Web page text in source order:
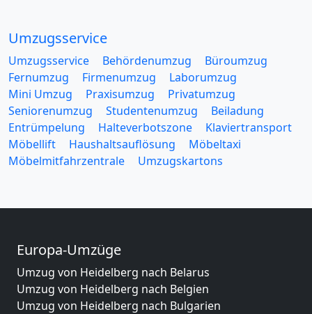
Umzugsservice
Umzugsservice Behördenumzug
Büroumzug
Fernumzug
Firmenumzug
Laborumzug
Mini Umzug
Praxisumzug
Privatumzug
Seniorenumzug
Studentenumzug
Beiladung
Entrümpelung
Halteverbotszone
Klaviertransport
Möbellift
Haushaltsauflösung
Möbeltaxi
Möbelmitfahrzentrale
Umzugskartons
Europa-Umzüge
Umzug von Heidelberg nach Belarus
Umzug von Heidelberg nach Belgien
Umzug von Heidelberg nach Bulgarien